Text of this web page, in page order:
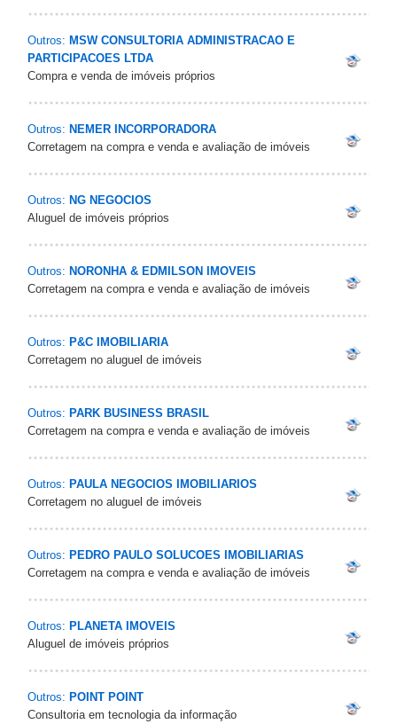
Outros: MSW CONSULTORIA ADMINISTRACAO E
PARTICIPACOES LTDA
Compra e venda de imóveis próprios
Outros: NEMER INCORPORADORA
Corretagem na compra e venda e avaliação de imóveis
Outros: NG NEGOCIOS
Aluguel de imóveis próprios
Outros: NORONHA & EDMILSON IMOVEIS
Corretagem na compra e venda e avaliação de imóveis
Outros: P&C IMOBILIARIA
Corretagem no aluguel de imóveis
Outros: PARK BUSINESS BRASIL
Corretagem na compra e venda e avaliação de imóveis
Outros: PAULA NEGOCIOS IMOBILIARIOS
Corretagem no aluguel de imóveis
Outros: PEDRO PAULO SOLUCOES IMOBILIARIAS
Corretagem na compra e venda e avaliação de imóveis
Outros: PLANETA IMOVEIS
Aluguel de imóveis próprios
Outros: POINT POINT
Consultoria em tecnologia da informação